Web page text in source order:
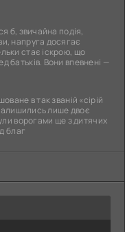
б, звичайна подія,
напруга досягає
стає іскрою, що
батьків. Вони впевнені —
в так званій «сірій
лише двоє
ворогами ще з дитячих
благ